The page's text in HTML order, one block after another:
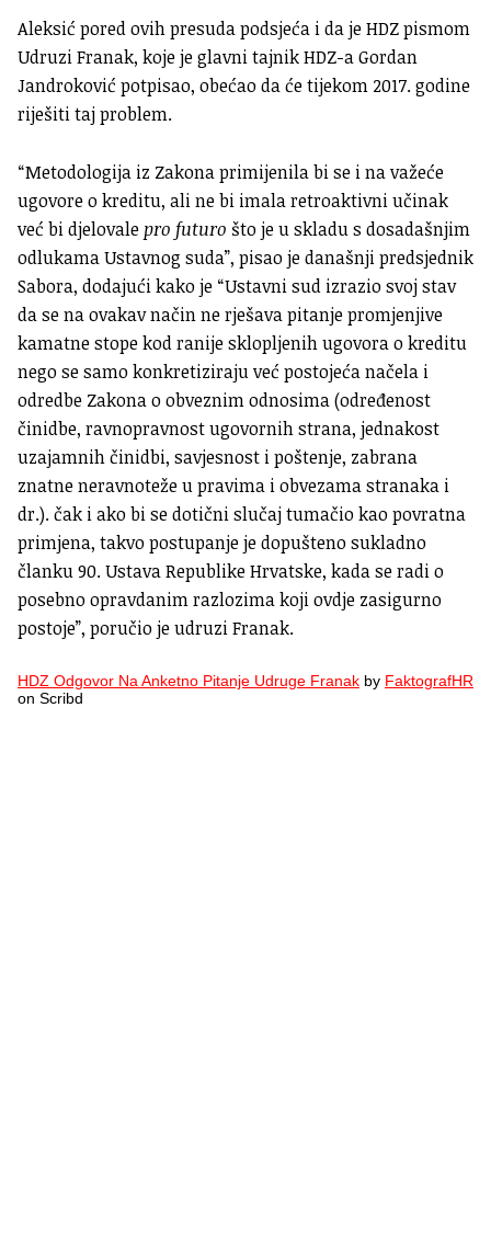
Aleksić pored ovih presuda podsjeća i da je HDZ pismom
Udruzi Franak, koje je glavni tajnik HDZ-a Gordan
Jandroković potpisao, obećao da će tijekom 2017. godine
riješiti taj problem.
“Metodologija iz Zakona primijenila bi se i na važeće
ugovore o kreditu, ali ne bi imala retroaktivni učinak
već bi djelovale pro futuro što je u skladu s dosadašnjim
odlukama Ustavnog suda”, pisao je današnji predsjednik
Sabora, dodajući kako je “Ustavni sud izrazio svoj stav
da se na ovakav način ne rješava pitanje promjenjive
kamatne stope kod ranije sklopljenih ugovora o kreditu
nego se samo konkretiziraju već postojeća načela i
odredbe Zakona o obveznim odnosima (određenost
činidbe, ravnopravnost ugovornih strana, jednakost
uzajamnih činidbi, savjesnost i poštenje, zabrana
znatne neravnoteže u pravima i obvezama stranaka i
dr.). čak i ako bi se dotični slučaj tumačio kao povratna
primjena, takvo postupanje je dopušteno sukladno
članku 90. Ustava Republike Hrvatske, kada se radi o
posebno opravdanim razlozima koji ovdje zasigurno
postoje”, poručio je udruzi Franak.
HDZ Odgovor Na Anketno Pitanje Udruge Franak by FaktografHR
on Scribd